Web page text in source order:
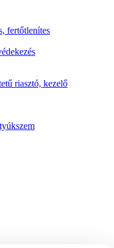
fertőtlenítes
riasztó, kezelő